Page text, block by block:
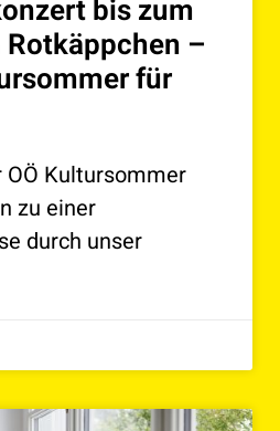
bis zum
–
für
OÖ Kultursommer
zu einer
durch unser